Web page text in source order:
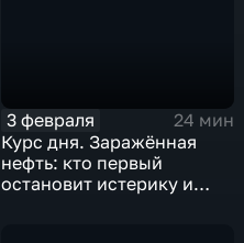
3 февраля
24 мин
Курс дня. Заражённая
нефть: кто первый
остановит истерику и